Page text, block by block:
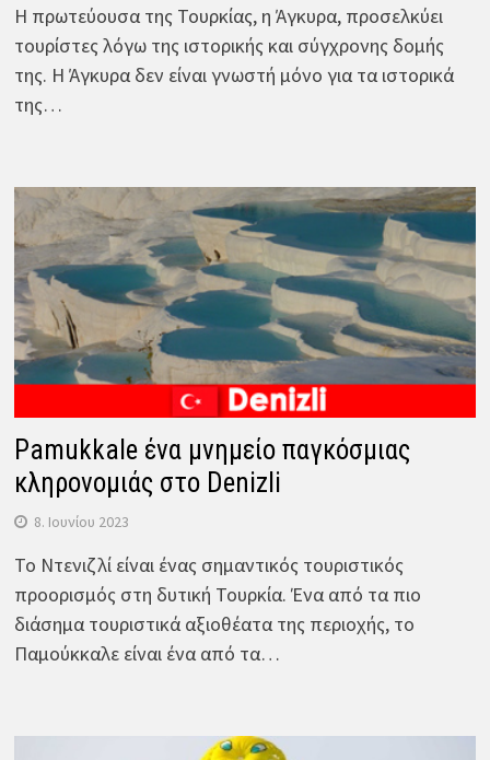
Η πρωτεύουσα της Τουρκίας, η Άγκυρα, προσελκύει
τουρίστες λόγω της ιστορικής και σύγχρονης δομής
της. Η Άγκυρα δεν είναι γνωστή μόνο για τα ιστορικά
της…
Pamukkale ένα μνημείο παγκόσμιας
κληρονομιάς στο Denizli
8. Ιουνίου 2023
Το Ντενιζλί είναι ένας σημαντικός τουριστικός
προορισμός στη δυτική Τουρκία. Ένα από τα πιο
διάσημα τουριστικά αξιοθέατα της περιοχής, το
Παμούκκαλε είναι ένα από τα…